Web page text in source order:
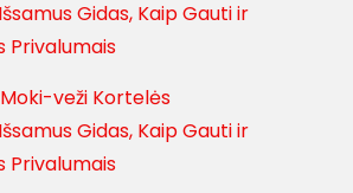
Gidas, Kaip Gauti ir
Privalumais
Moki-veži Kortelės
Gidas, Kaip Gauti ir
Privalumais